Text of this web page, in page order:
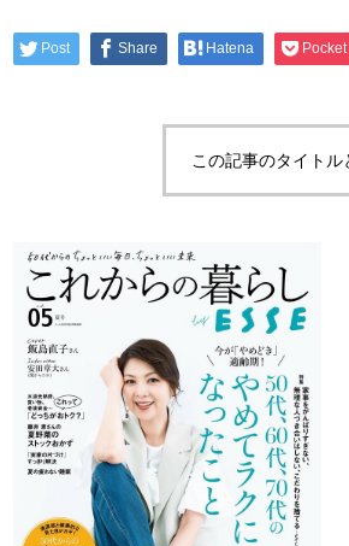
Post Share Hatena Pocket
この記事のタイト